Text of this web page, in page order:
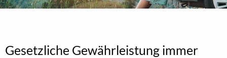
Gesetzliche Gewährleistung immer